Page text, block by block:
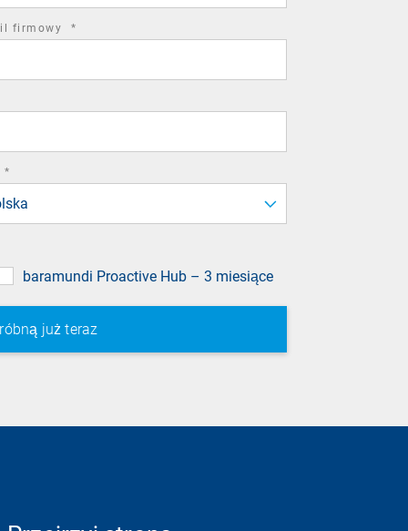
firmowy *
*
baramundi Proactive Hub – 3 miesiące